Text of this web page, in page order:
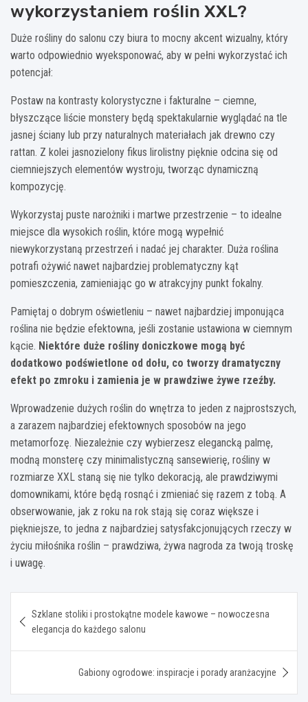
wykorzystaniem roślin XXL?
Duże rośliny do salonu czy biura to mocny akcent wizualny, który
warto odpowiednio wyeksponować, aby w pełni wykorzystać ich
potencjał:
Postaw na kontrasty kolorystyczne i fakturalne – ciemne,
błyszczące liście monstery będą spektakularnie wyglądać na tle
jasnej ściany lub przy naturalnych materiałach jak drewno czy
rattan. Z kolei jasnozielony fikus lirolistny pięknie odcina się od
ciemniejszych elementów wystroju, tworząc dynamiczną
kompozycję.
Wykorzystaj puste narożniki i martwe przestrzenie – to idealne
miejsce dla wysokich roślin, które mogą wypełnić
niewykorzystaną przestrzeń i nadać jej charakter. Duża roślina
potrafi ożywić nawet najbardziej problematyczny kąt
pomieszczenia, zamieniając go w atrakcyjny punkt fokalny.
Pamiętaj o dobrym oświetleniu – nawet najbardziej imponująca
roślina nie będzie efektowna, jeśli zostanie ustawiona w ciemnym
kącie. Niektóre duże rośliny doniczkowe mogą być
dodatkowo podświetlone od dołu, co tworzy dramatyczny
efekt po zmroku i zamienia je w prawdziwe żywe rzeźby.
Wprowadzenie dużych roślin do wnętrza to jeden z najprostszych,
a zarazem najbardziej efektownych sposobów na jego
metamorfozę. Niezależnie czy wybierzesz elegancką palmę,
modną monsterę czy minimalistyczną sansewierię, rośliny w
rozmiarze XXL staną się nie tylko dekoracją, ale prawdziwymi
domownikami, które będą rosnąć i zmieniać się razem z tobą. A
obserwowanie, jak z roku na rok stają się coraz większe i
piękniejsze, to jedna z najbardziej satysfakcjonujących rzeczy w
życiu miłośnika roślin – prawdziwa, żywa nagroda za twoją troskę
i uwagę.
wpisu
Szklane stoliki i prostokątne modele kawowe – nowoczesna
elegancja do każdego salonu
Gabiony ogrodowe: inspiracje i porady aranżacyjne